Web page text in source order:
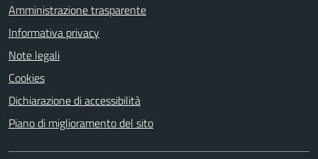
Amministrazione trasparente
Informativa privacy
Note legali
Cookies
Dichiarazione di accessibilità
Piano di miglioramento del sito